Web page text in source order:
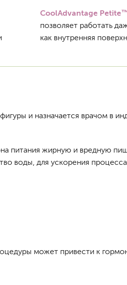
CoolAdvantage
позволяет работать
как внутренняя
и назначается врачом в
питания жирную и вредную
воды, для ускорения
может привести к